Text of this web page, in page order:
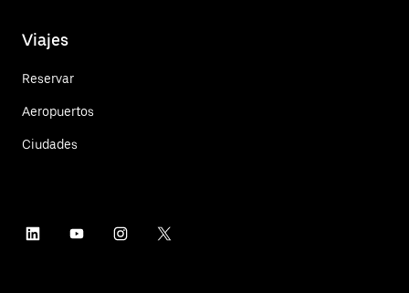
Viajes
Reservar
Aeropuertos
Ciudades